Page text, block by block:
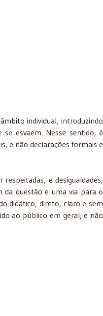
individual, introduzindo
esvaem. Nesse sentido, é
e não declarações formais e
e desigualdades,
da questão e uma via para o
didático, direto, claro e sem
ao público em geral, e não